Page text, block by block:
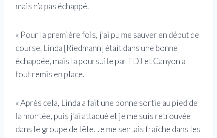
mais n’a pas échappé.
« Pour la première fois, j’ai pu me sauver en début de
course. Linda [Riedmann] était dans une bonne
échappée, mais la poursuite par FDJ et Canyon a
tout remis en place.
« Après cela, Linda a fait une bonne sortie au pied de
la montée, puis j’ai attaqué et je me suis retrouvée
dans le groupe de tête. Je me sentais fraîche dans les